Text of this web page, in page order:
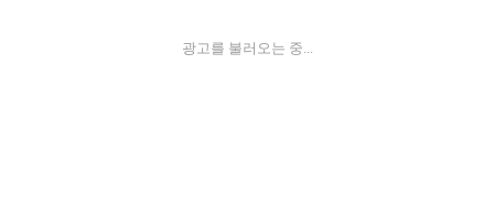
광고를 불러오는 중...